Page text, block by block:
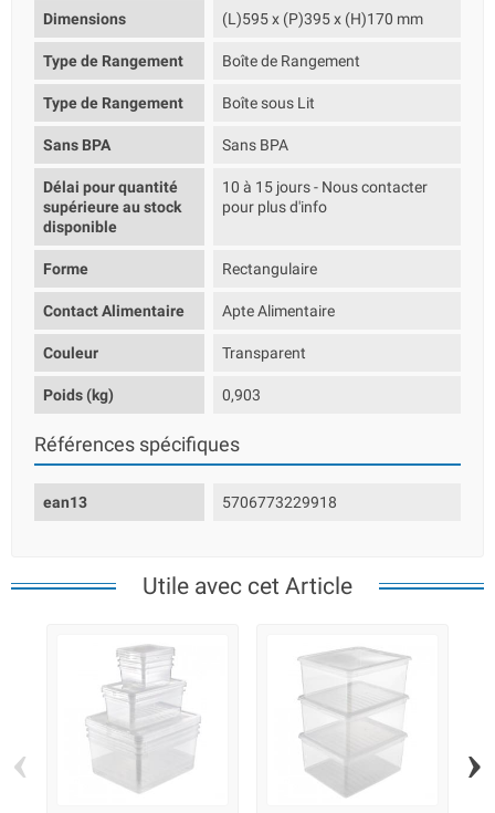
Dimensions (L)595 x (P)395 x (H)170 mm
Type de Rangement Boîte de Rangement
Type de Rangement Boîte sous Lit
Sans BPA Sans BPA
Délai pour quantité
supérieure au stock
disponible
10 à 15 jours - Nous contacter
pour plus d'info
Forme Rectangulaire
Contact Alimentaire Apte Alimentaire
Couleur Transparent
Poids (kg) 0,903
Références spécifiques
ean13 5706773229918
Utile avec cet Article
‹ ›